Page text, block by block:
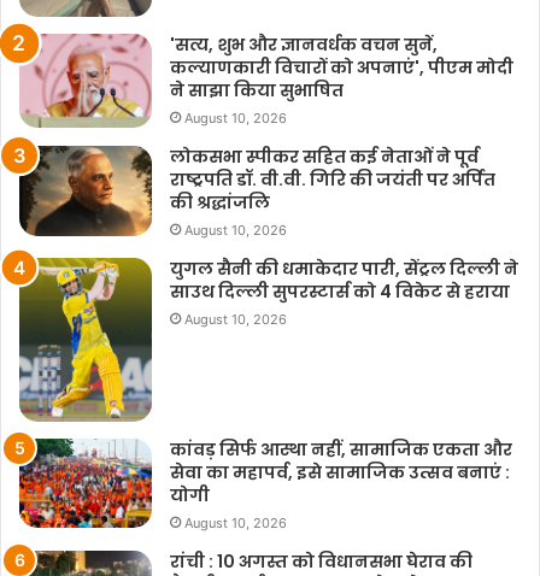
'सत्य, शुभ और ज्ञानवर्धक वचन सुनें,
कल्याणकारी विचारों को अपनाएं', पीएम मोदी
ने साझा किया सुभाषित
August 10, 2026
लोकसभा स्पीकर सहित कई नेताओं ने पूर्व
राष्ट्रपति डॉ. वी.वी. गिरि की जयंती पर अर्पित
की श्रद्धांजलि
August 10, 2026
युगल सैनी की धमाकेदार पारी, सेंट्रल दिल्ली ने
साउथ दिल्ली सुपरस्टार्स को 4 विकेट से हराया
August 10, 2026
कांवड़ सिर्फ आस्था नहीं, सामाजिक एकता और
सेवा का महापर्व, इसे सामाजिक उत्सव बनाएं :
योगी
August 10, 2026
रांची : 10 अगस्त को विधानसभा घेराव की